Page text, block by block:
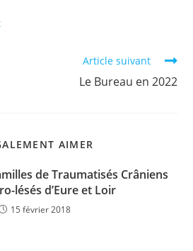
Article suivant
Le Bureau en 2022
AIMER
de Traumatisés Crâniens
lésés d’Eure et Loir
15 février 2018